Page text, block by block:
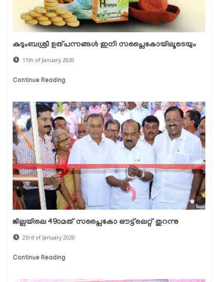
കുടുംബശ്രീ ഉത്പന്നങ്ങള്‍ ഇനി സപ്ലൈകോയിലൂടെയും
11th of January 2020
Continue Reading
ജില്ലയിലെ 49ാമത് സപ്ലൈകോ ഔട്ട്‌ലെറ്റ് തുറന്നു
23rd of January 2020
Continue Reading